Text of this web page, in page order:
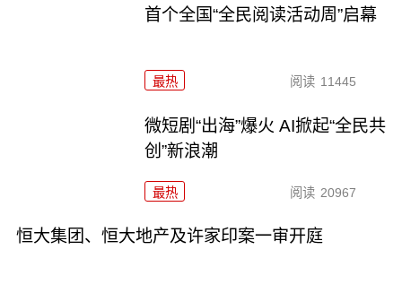
首个全国“全民阅读活动周”启幕
最热 阅读 11445
微短剧“出海”爆火 AI掀起“全民共
创”新浪潮
最热 阅读 20967
恒大集团、恒大地产及许家印案一审开庭